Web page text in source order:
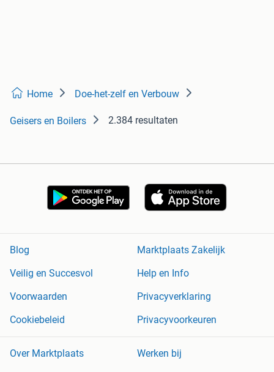
Home Doe-het-zelf en Verbouw
Geisers en Boilers 2.384 resultaten
Blog
Marktplaats Zakelijk
Veilig en Succesvol
Help en Info
Voorwaarden
Privacyverklaring
Cookiebeleid
Privacyvoorkeuren
Over Marktplaats
Werken bij